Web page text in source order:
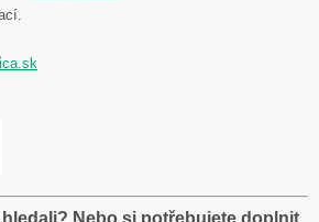
hledali? Nebo si potřebujete doplnit